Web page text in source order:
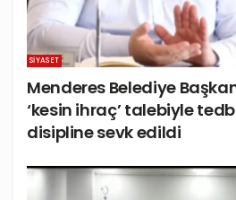
SIYASET
Menderes Belediye
‘kesin ihraç’ talebiyle
disipline sevk edildi